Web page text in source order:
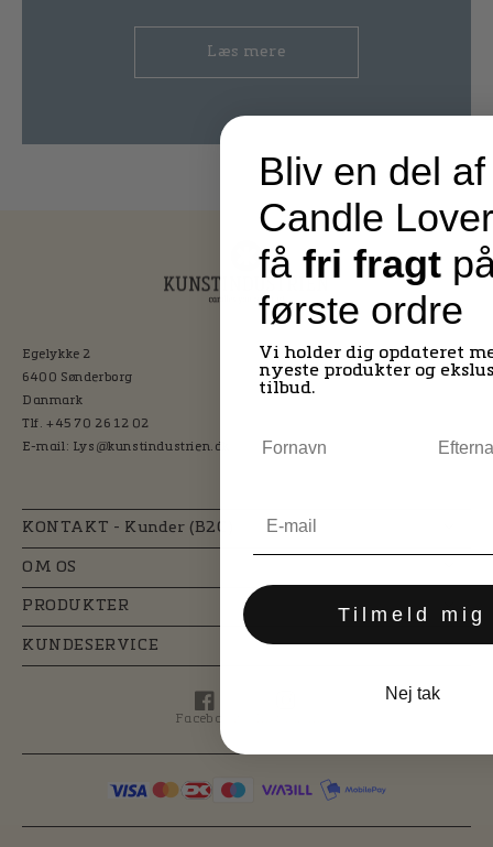
Læs mere
Egelykke 2
6400 Sønderborg
Danmark
Tlf. +45 70 26 12 02
E-mail: Lys@kunstindustrien.dk
KONTAKT - Kunder (B2C)
OM OS
PRODUKTER
KUNDESERVICE
Facebook
Facebook
Bliv en del af
Candle
få fri fragt
første ordre
Vi holder dig opdateret
nyeste produkter og
tilbud.
Tilmeld mig
Nej tak